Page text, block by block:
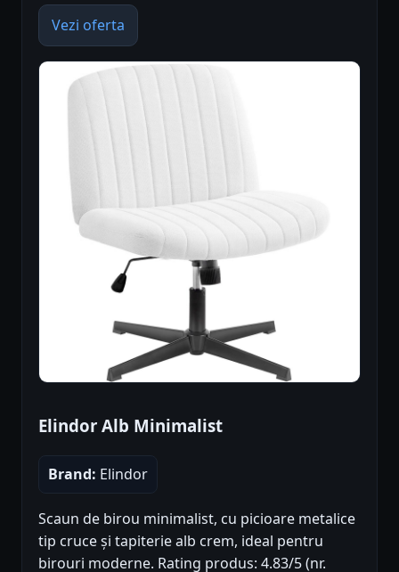
Vezi oferta
Elindor Alb Minimalist
Brand: Elindor
Scaun de birou minimalist, cu picioare metalice
tip cruce și tapiterie alb crem, ideal pentru
birouri moderne. Rating produs: 4.83/5 (nr.